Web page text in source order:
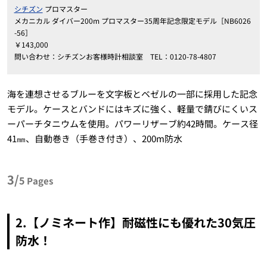
シチズン プロマスター
メカニカル ダイバー200m プロマスター35周年記念限定モデル［NB6026
-56］
￥143,000
問い合わせ：シチズンお客様時計相談室 TEL：0120-78-4807
海を連想させるブルーを文字板とベゼルの一部に採用した記念
モデル。ケースとバンドにはキズに強く、軽量で錆びにくいス
ーパーチタニウムを使用。パワーリザーブ約42時間。ケース径
41㎜、自動巻き（手巻き付き）、200m防水
3/5 Pages
2.【ノミネート作】耐磁性にも優れた30気圧
防水！